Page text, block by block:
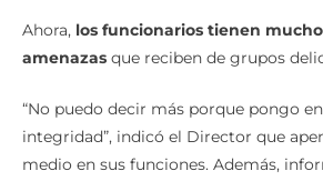
Ahora, los funcionarios tienen
amenazas que reciben de grupos
“No puedo decir más porque pongo
integridad”, indicó el Director que
medio en sus funciones. Además,